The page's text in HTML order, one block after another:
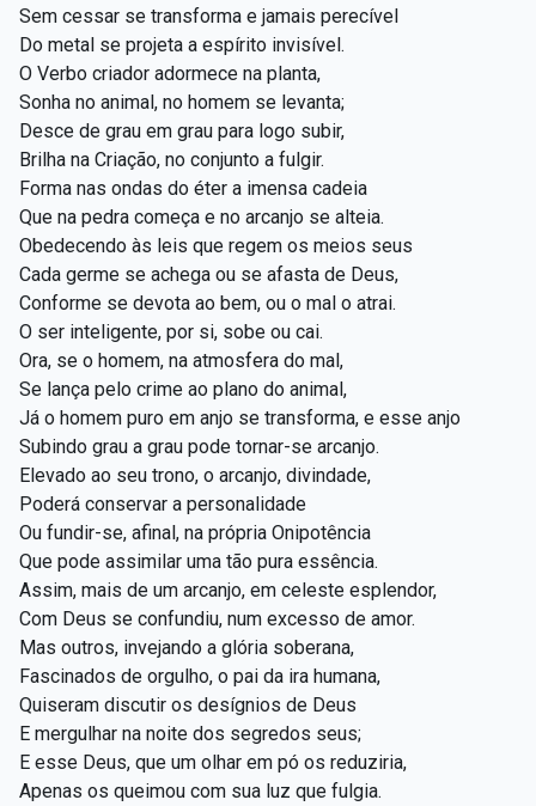
Sem cessar se transforma e jamais perecível
Do metal se projeta a espírito invisível.
O Verbo criador adormece na planta,
Sonha no animal, no homem se levanta;
Desce de grau em grau para logo subir,
Brilha na Criação, no conjunto a fulgir.
Forma nas ondas do éter a imensa cadeia
Que na pedra começa e no arcanjo se alteia.
Obedecendo às leis que regem os meios seus
Cada germe se achega ou se afasta de Deus,
Conforme se devota ao bem, ou o mal o atrai.
O ser inteligente, por si, sobe ou cai.
Ora, se o homem, na atmosfera do mal,
Se lança pelo crime ao plano do animal,
Já o homem puro em anjo se transforma, e esse anjo
Subindo grau a grau pode tornar-se arcanjo.
Elevado ao seu trono, o arcanjo, divindade,
Poderá conservar a personalidade
Ou fundir-se, afinal, na própria Onipotência
Que pode assimilar uma tão pura essência.
Assim, mais de um arcanjo, em celeste esplendor,
Com Deus se confundiu, num excesso de amor.
Mas outros, invejando a glória soberana,
Fascinados de orgulho, o pai da ira humana,
Quiseram discutir os desígnios de Deus
E mergulhar na noite dos segredos seus;
E esse Deus, que um olhar em pó os reduziria,
Apenas os queimou com sua luz que fulgia.